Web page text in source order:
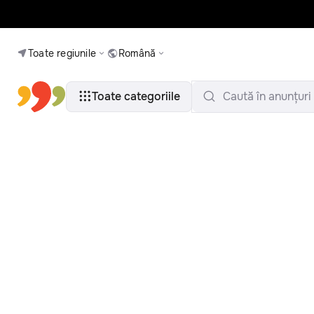
Toate regiunile Română
Toate categoriile Caută în anunțuri